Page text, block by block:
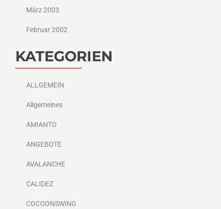
März 2003
Februar 2002
KATEGORIEN
ALLGEMEIN
Allgemeines
AMIANTO
ANGEBOTE
AVALANCHE
CALIDEZ
COCOONSWING